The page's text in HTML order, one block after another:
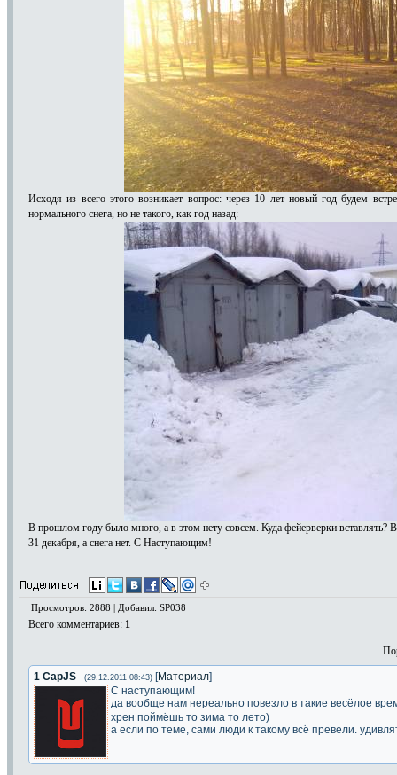
Исходя из всего этого возникает вопрос: через 10 лет новый год будем
нормального снега, но не такого, как год назад:
В прошлом году было много, а в этом нету совсем. Куда фейерверки вставлять?
31 декабря, а снега нет. С Наступающим!
Просмотров: 2888 | Добавил: SP038
Всего комментариев: 1
1 CapJS (29.12.2011 08:43) [Материал]
С наступающим!
да вообще нам нереально повезло в такие весёлое
хрен поймёшь то зима то лето)
а если по теме, сами люди к такому всё превели.